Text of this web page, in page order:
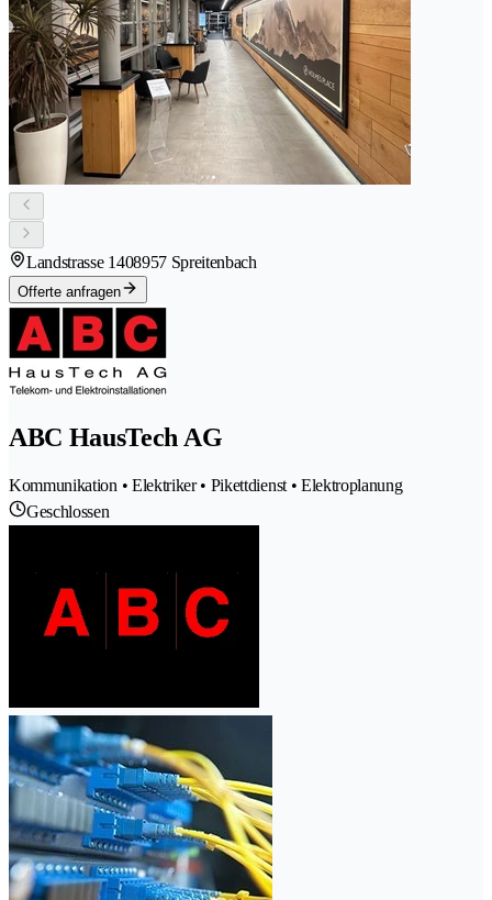
Landstrasse 1408957 Spreitenbach
Offerte anfragen
ABC HausTech AG
Kommunikation • Elektriker • Pikettdienst • Elektroplanung
Geschlossen